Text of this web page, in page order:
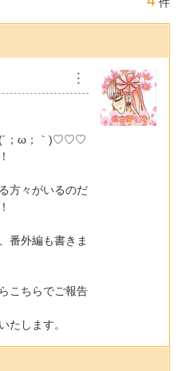
︙
；ω；｀)♡♡♡
方々がいるのだ
番外編も書きま
こちらでご報告
たします。